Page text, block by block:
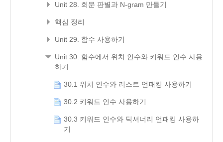
Unit 28. 회문 판별과 N-gram 만들기
핵심 정리
Unit 29. 함수 사용하기
Unit 30. 함수에서 위치 인수와 키워드 인수 사용
하기
30.1 위치 인수와 리스트 언패킹 사용하기
30.2 키워드 인수 사용하기
30.3 키워드 인수와 딕셔너리 언패킹 사용하
기